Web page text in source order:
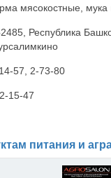
мясокостные, мука
Республика
57, 2-73-80
15-47
питания и